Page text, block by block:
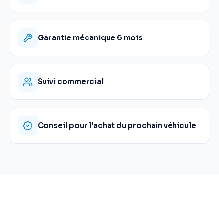
Garantie mécanique 6 mois
Suivi commercial
Conseil pour l'achat du prochain véhicule